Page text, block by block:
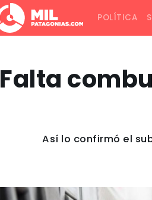
POLÍTICA
Falta
Así lo confirmó el